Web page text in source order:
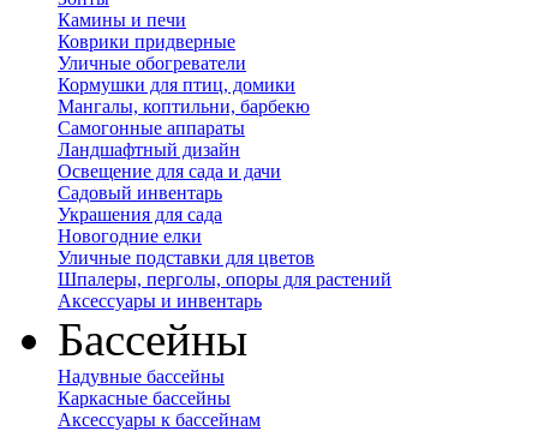
Камины и печи
Коврики придверные
Уличные обогреватели
Кормушки для птиц, домики
Мангалы, коптильни, барбекю
Самогонные аппараты
Ландшафтный дизайн
Освещение для сада и дачи
Садовый инвентарь
Украшения для сада
Новогодние елки
Уличные подставки для цветов
Шпалеры, перголы, опоры для растений
Аксессуары и инвентарь
Бассейны
Надувные бассейны
Каркасные бассейны
Аксессуары к бассейнам